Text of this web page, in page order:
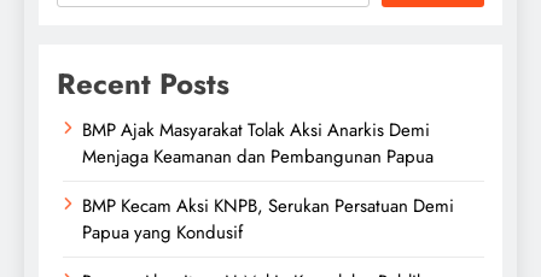
Recent Posts
BMP Ajak Masyarakat Tolak Aksi Anarkis Demi
Menjaga Keamanan dan Pembangunan Papua
BMP Kecam Aksi KNPB, Serukan Persatuan Demi
Papua yang Kondusif